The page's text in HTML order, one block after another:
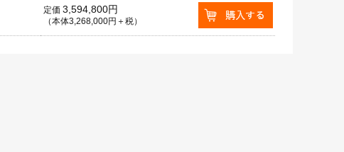
定価 3,594,800円
（本体3,268,000円＋税）